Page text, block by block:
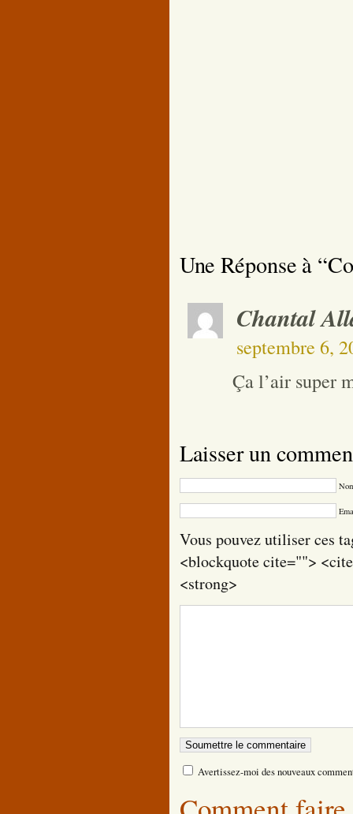
Une Réponse à
Chantal
septembre 6,
Ça l’air super
Laisser un
Vous pouvez utiliser ces
<blockquote cite="">
<strong>
Avertissez-moi des nouveaux